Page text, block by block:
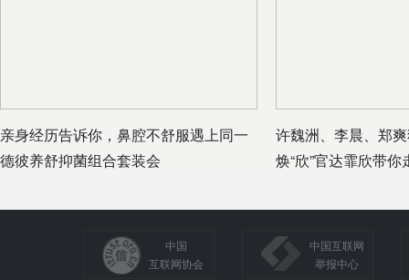
亲身经历告诉你，鼻腔不舒服遇上同一
德彼养舒抑菌组合套装会
许魏洲、李晨、郑
焕“欣”官达霏欣带你
中国
互联网协会
中国互联网
举报中心